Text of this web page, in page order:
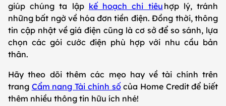
giúp chúng ta lập kế hoạch chi tiêu hợp lý, tránh
những bất ngờ về hóa đơn tiền điện. Đồng thời, thông
tin cập nhật về giá điện cũng là cơ sở để so sánh, lựa
chọn các gói cước điện phù hợp với nhu cầu bản
thân.
Hãy theo dõi thêm các mẹo hay về tài chính trên
trang Cẩm nang Tài chính sốcủa Home Credit để biết
thêm nhiều thông tin hữu ích nhé!